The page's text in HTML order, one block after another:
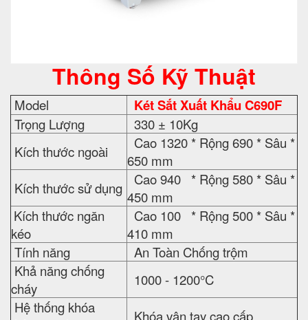
Thông Số Kỹ Thuật
Model Két Sắt Xuất Khẩu C690F
Trọng Lượng
330 ± 10Kg
Kích thước ngoài
Cao 1320 * Rộng 690 * Sâu *
650 mm
Kích thước sử dụng
Cao 940 * Rộng 580 * Sâu *
450 mm
Kích thước ngăn
kéo
Cao 100 * Rộng 500 * Sâu *
410 mm
Tính năng
An Toàn Chống trộm
Khả năng chống
cháy
1000 - 1200°C
Hệ thống khóa
Khóa vân tay cao cấp